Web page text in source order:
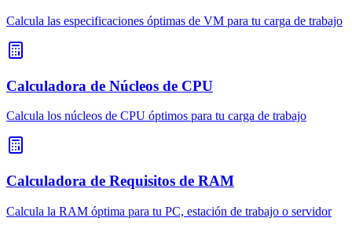
Calcula las especificaciones óptimas de VM para tu carga de trabajo
Calculadora de Núcleos de CPU
Calcula los núcleos de CPU óptimos para tu carga de trabajo
Calculadora de Requisitos de RAM
Calcula la RAM óptima para tu PC, estación de trabajo o servidor